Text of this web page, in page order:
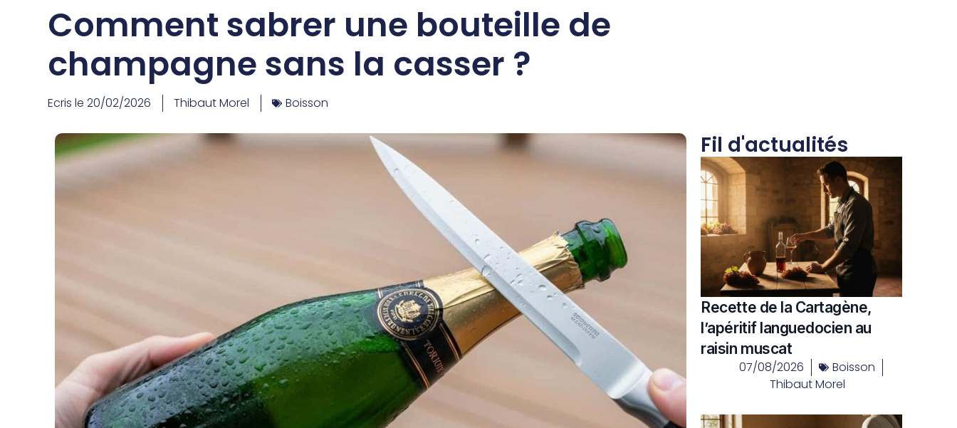
Comment sabrer une bouteille de
champagne sans la casser ?
Ecris le 20/02/2026 Thibaut Morel Boisson
Fil d'actualités
Recette de la Cartagène,
l’apéritif languedocien au
raisin muscat
07/08/2026
Boisson
Thibaut Morel